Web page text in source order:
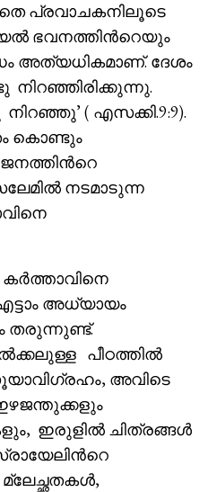
പ്രവാചകനിലൂടെ
ഭവനത്തിൻറെയും
അത്യധികമാണ്. ദേശം
( എസക്കി.9:9).
കൊണ്ടും
നടമാടുന്ന
എട്ടാം അധ്യായം
തരുന്നുണ്ട്.
പീഠത്തിൽ
അവിടെ
ഇഴജന്തുക്കളും
ഇരുളിൽ ചിത്രങ്ങൾ